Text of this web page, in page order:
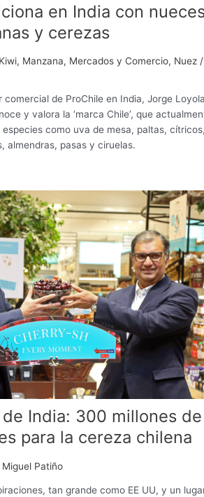
en India con
y cerezas
Kiwi, Manzana, Mercados y Comercio, Nuez /
comercial de ProChile en India, Jorge
y valora la ‘marca Chile’, que
como uva de mesa, paltas,
almendras, pasas y ciruelas.
India: 300 millones de
para la cereza chilena
Miguel Patiño
tan grande como EE UU, y un